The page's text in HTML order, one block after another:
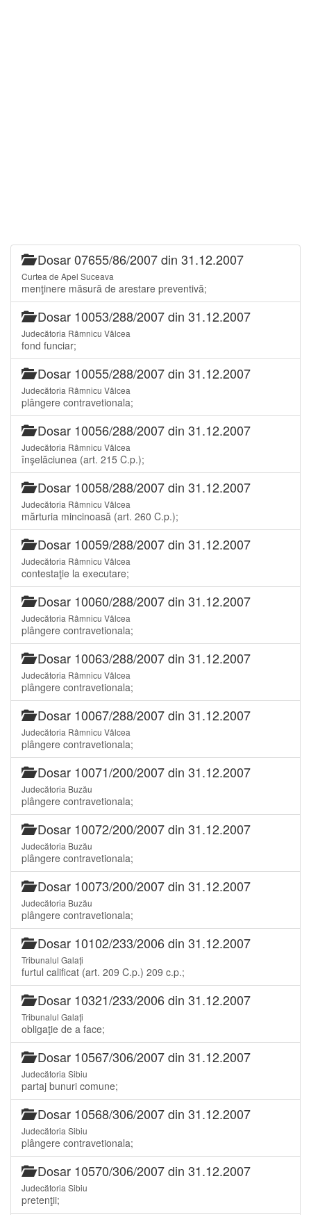
Dosar 07655/86/2007 din 31.12.2007
Curtea de Apel Suceava
menţinere măsură de arestare preventivă;
Dosar 10053/288/2007 din 31.12.2007
Judecătoria Râmnicu Vâlcea
fond funciar;
Dosar 10055/288/2007 din 31.12.2007
Judecătoria Râmnicu Vâlcea
plângere contravetionala;
Dosar 10056/288/2007 din 31.12.2007
Judecătoria Râmnicu Vâlcea
înşelăciunea (art. 215 C.p.);
Dosar 10058/288/2007 din 31.12.2007
Judecătoria Râmnicu Vâlcea
mărturia mincinoasă (art. 260 C.p.);
Dosar 10059/288/2007 din 31.12.2007
Judecătoria Râmnicu Vâlcea
contestaţie la executare;
Dosar 10060/288/2007 din 31.12.2007
Judecătoria Râmnicu Vâlcea
plângere contravetionala;
Dosar 10063/288/2007 din 31.12.2007
Judecătoria Râmnicu Vâlcea
plângere contravetionala;
Dosar 10067/288/2007 din 31.12.2007
Judecătoria Râmnicu Vâlcea
plângere contravetionala;
Dosar 10071/200/2007 din 31.12.2007
Judecătoria Buzău
plângere contravetionala;
Dosar 10072/200/2007 din 31.12.2007
Judecătoria Buzău
plângere contravetionala;
Dosar 10073/200/2007 din 31.12.2007
Judecătoria Buzău
plângere contravetionala;
Dosar 10102/233/2006 din 31.12.2007
Tribunalul Galați
furtul calificat (art. 209 C.p.) 209 c.p.;
Dosar 10321/233/2006 din 31.12.2007
Tribunalul Galați
obligaţie de a face;
Dosar 10567/306/2007 din 31.12.2007
Judecătoria Sibiu
partaj bunuri comune;
Dosar 10568/306/2007 din 31.12.2007
Judecătoria Sibiu
plângere contravetionala;
Dosar 10570/306/2007 din 31.12.2007
Judecătoria Sibiu
pretenţii;